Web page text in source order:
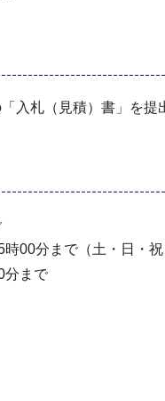
⼊札（⾒積）書」を提
00分まで（⼟・⽇・祝
分まで